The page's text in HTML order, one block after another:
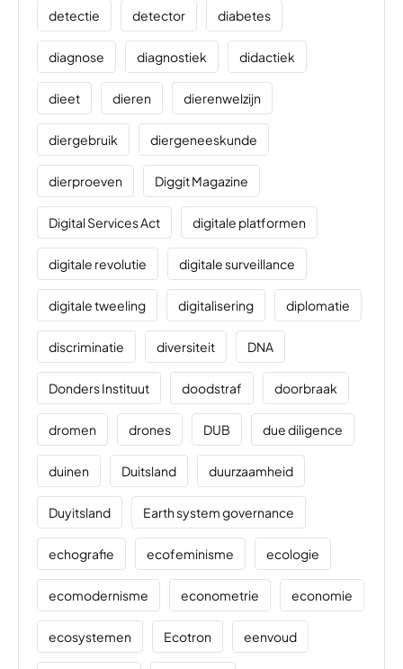
detectie detector diabetes
diagnose diagnostiek didactiek
dieet dieren dierenwelzijn
diergebruik diergeneeskunde
dierproeven Diggit Magazine
Digital Services Act digitale platformen
digitale revolutie digitale surveillance
digitale tweeling digitalisering diplomatie
discriminatie diversiteit DNA
Donders Instituut doodstraf doorbraak
dromen drones DUB due diligence
duinen Duitsland duurzaamheid
Duyitsland Earth system governance
echografie ecofeminisme ecologie
ecomodernisme econometrie economie
ecosystemen Ecotron eenvoud